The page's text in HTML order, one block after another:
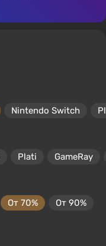
Nintendo Switch
Plati GameRay
От 70% От 90%